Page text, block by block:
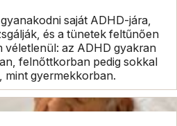
saját ADHD-jára,
és a tünetek feltűnően
véletlenül: az ADHD gyakran
felnőttkorban pedig sokkal
mint gyermekkorban.